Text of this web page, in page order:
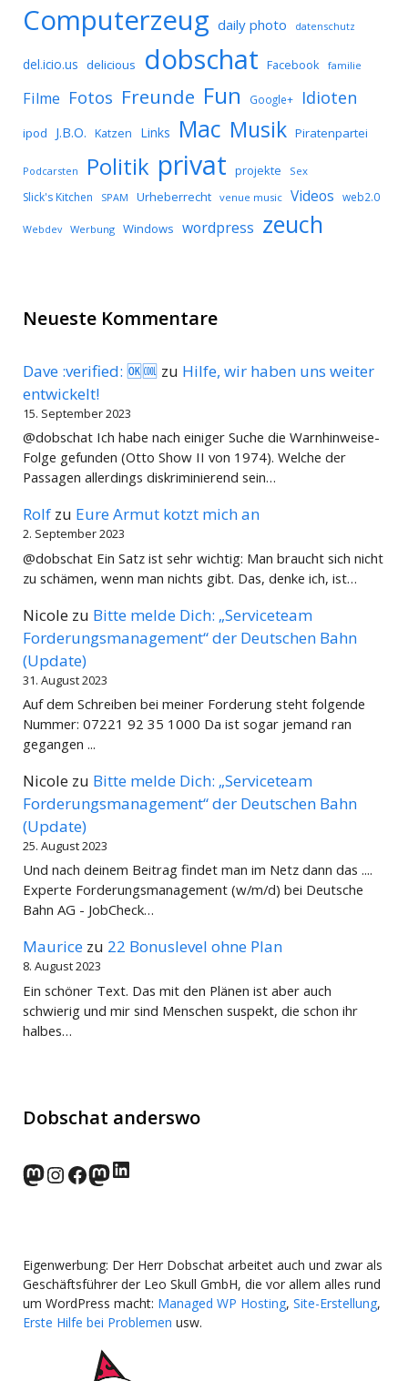
Computerzeug daily photo datenschutz
del.icio.us delicious dobschat Facebook familie
Filme Fotos Freunde Fun Google+ Idioten
ipod J.B.O. Katzen Links Mac Musik Piratenpartei
Podcarsten Politik privat projekte Sex
Slick's Kitchen SPAM Urheberrecht venue music Videos web2.0
Webdev Werbung Windows wordpress zeuch
Neueste Kommentare
Dave :verified: 🆗🆒 zu Hilfe, wir haben uns weiter
entwickelt!
15. September 2023
@dobschat Ich habe nach einiger Suche die Warnhinweise-
Folge gefunden (Otto Show II von 1974). Welche der
Passagen allerdings diskriminierend sein…
Rolf zu Eure Armut kotzt mich an
2. September 2023
@dobschat Ein Satz ist sehr wichtig: Man braucht sich nicht
zu schämen, wenn man nichts gibt. Das, denke ich, ist…
Nicole zu Bitte melde Dich: „Serviceteam
Forderungsmanagement“ der Deutschen Bahn
(Update)
31. August 2023
Auf dem Schreiben bei meiner Forderung steht folgende
Nummer: 07221 92 35 1000 Da ist sogar jemand ran
gegangen ...
Nicole zu Bitte melde Dich: „Serviceteam
Forderungsmanagement“ der Deutschen Bahn
(Update)
25. August 2023
Und nach deinem Beitrag findet man im Netz dann das ....
Experte Forderungsmanagement (w/m/d) bei Deutsche
Bahn AG - JobCheck…
Maurice zu 22 Bonuslevel ohne Plan
8. August 2023
Ein schöner Text. Das mit den Plänen ist aber auch
schwierig und mir sind Menschen suspekt, die schon ihr
halbes…
Dobschat anderswo
norden.social
Instagram
Facebook
wp-punks.social
LinkedIn
Eigenwerbung: Der Herr Dobschat arbeitet auch und zwar als
Geschäftsführer der Leo Skull GmbH, die vor allem alles rund
um WordPress macht: Managed WP Hosting, Site-Erstellung,
Erste Hilfe bei Problemen usw.